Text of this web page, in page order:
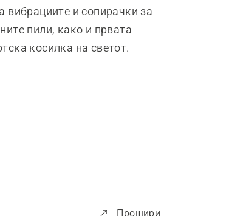
вибрациите и сопирачки за
пили, како и првата
косилка на светот.
Прошири